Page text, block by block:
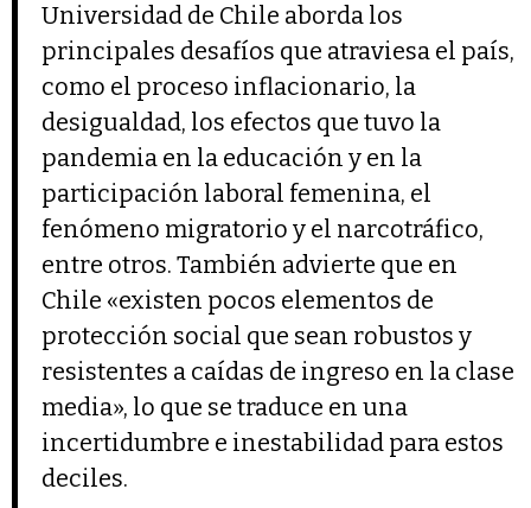
Universidad de Chile aborda los
principales desafíos que atraviesa el país,
como el proceso inflacionario, la
desigualdad, los efectos que tuvo la
pandemia en la educación y en la
participación laboral femenina, el
fenómeno migratorio y el narcotráfico,
entre otros. También advierte que en
Chile «existen pocos elementos de
protección social que sean robustos y
resistentes a caídas de ingreso en la clase
media», lo que se traduce en una
incertidumbre e inestabilidad para estos
deciles.